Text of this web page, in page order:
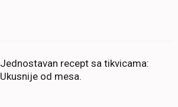
Jednostavan recept sa tikvicama:
Ukusnije od mesa.